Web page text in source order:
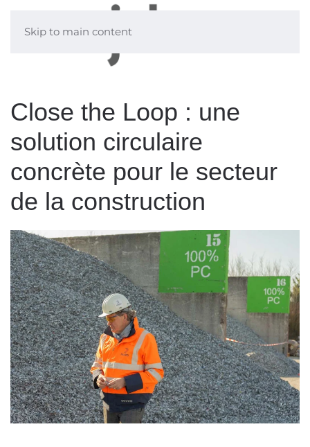
Skip to main content
Close the Loop : une
solution circulaire
concrète pour le secteur
de la construction